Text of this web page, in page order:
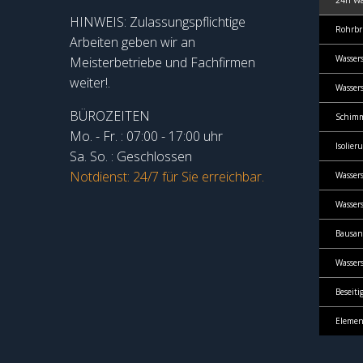
HINWEIS: Zulassungspflichtige
Arbeiten geben wir an
Meisterbetriebe und Fachfirmen
weiter!.
BÜROZEITEN
Mo. - Fr. : 07:00 - 17:00 uhr
Sa. So. : Geschlossen
Notdienst: 24/7 für Sie erreichbar.